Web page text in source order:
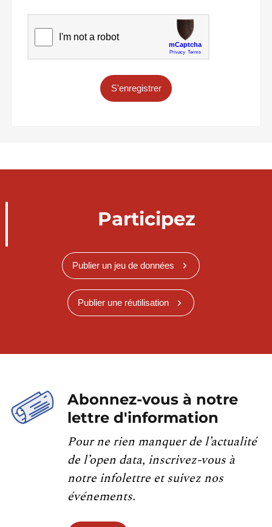
S'enregistrer
Participez
Publier un jeu de données
Publier une réutilisation
Abonnez-vous à notre
lettre d'information
Pour ne rien manquer de l’actualité
de l’open data, inscrivez-vous à
notre infolettre et suivez nos
événements.